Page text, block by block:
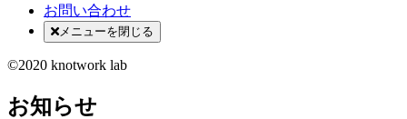
お問い合わせ
メニューを閉じる
©2020 knotwork lab
お知らせ